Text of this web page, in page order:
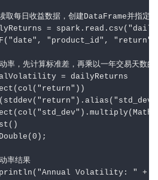
每日收益数据，创建DataFrame并指定
=
"product_id",
，先计算标准差，再乘以一年交易天数的
= dailyReturns
率结果
Volatility: " +